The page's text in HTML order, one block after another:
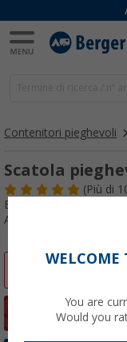
Contenitori pieghevoli
Scatola
(Più di
Esito test:
Articolo n: 274030
WELCOME
You are
Would you